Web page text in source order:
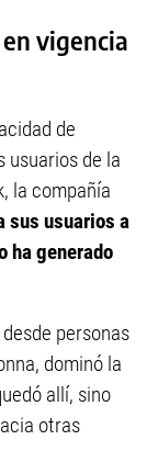
vigencia
de
usuarios de la
la compañía
sus usuarios a
ha generado
personas
dominó la
allí, sino
otras